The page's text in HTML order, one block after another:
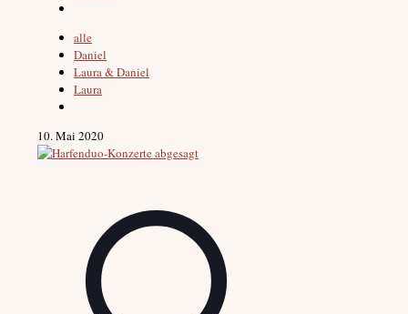
alle
Daniel
Laura & Daniel
Laura
10. Mai 2020